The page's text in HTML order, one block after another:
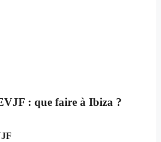
: que faire à Ibiza ?